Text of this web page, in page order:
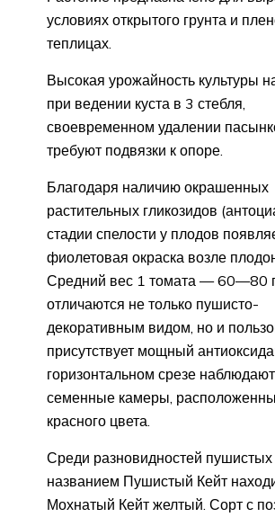
условиях открытого грунта и
теплицах.
Высокая урожайность культуры
при ведении куста в 3 стебля,
своевременном удалении
требуют подвязки к опоре.
Благодаря наличию окрашенных
растительных гликозидов
стадии спелости у плодов
фиолетовая окраска возле
Средний вес 1 томата — 60—80
отличаются не только пушисто-
декоративным видом, но и
присутствует мощный
горизонтальном срезе
семенные камеры,
красного цвета.
Среди разновидностей пушистых
названием Пушистый Кейт
Мохнатый Кейт желтый. Сорт с